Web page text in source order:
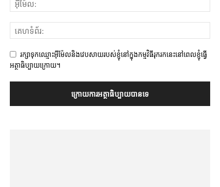
រក្សាទុកឈ្មោះអ៊ីម៉ែលនិងវេបសាយរបស់ខ្ញុំនៅក្នុងកម្មវិធីរុករកនេះនៅពេលខ្ញុំធ្វើ
អត្ថាធិប្បាយក្រោយ។